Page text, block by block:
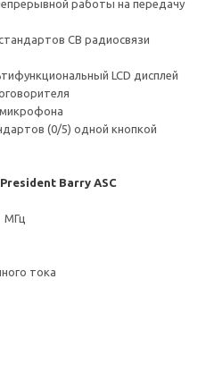
работы на передачу
СВ радиосвязи
LCD дисплей
(0/5) одной кнопкой
Barry ASC
МГц
тока